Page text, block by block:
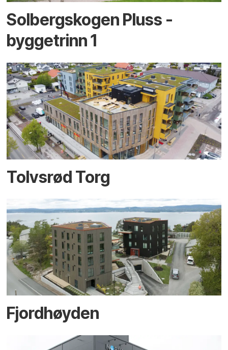
Solbergskogen Pluss -
byggetrinn 1
Tolvsrød Torg
Fjordhøyden